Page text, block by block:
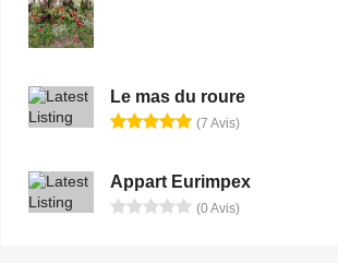
Le mas du roure
(7 Avis)
Appart Eurimpex
(0 Avis)